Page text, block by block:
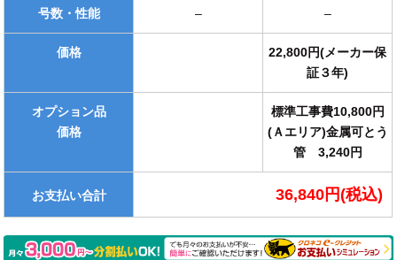
号数・性能 – –
価格
22,800円(メーカー保
証３年)
オプション品
価格
標準工事費10,800円
(Ａエリア)金属可とう
管 3,240円
お支払い合計 36,840円(税込)